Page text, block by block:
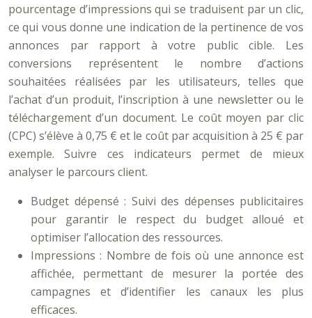
pourcentage d’impressions qui se traduisent par un clic,
ce qui vous donne une indication de la pertinence de vos
annonces par rapport à votre public cible. Les
conversions représentent le nombre d’actions
souhaitées réalisées par les utilisateurs, telles que
l’achat d’un produit, l’inscription à une newsletter ou le
téléchargement d’un document. Le coût moyen par clic
(CPC) s’élève à 0,75 € et le coût par acquisition à 25 € par
exemple. Suivre ces indicateurs permet de mieux
analyser le parcours client.
Budget dépensé : Suivi des dépenses publicitaires
pour garantir le respect du budget alloué et
optimiser l’allocation des ressources.
Impressions : Nombre de fois où une annonce est
affichée, permettant de mesurer la portée des
campagnes et d’identifier les canaux les plus
efficaces.